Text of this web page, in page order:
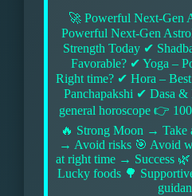
🚀 Powerful Next-Gen
Powerful Next-Gen
Strength Today ✔
Favorable? ✔ Yoga –
Right time? ✔ Hora –
Panchapakshi ✔ Dasa
general horoscope 👉
🔥 Strong Moon → Take
→ Avoid risks 🎯 Avoid
at right time → Success 🌿
Lucky foods 🌳